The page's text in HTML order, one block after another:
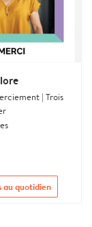
| Trois
au quotidien